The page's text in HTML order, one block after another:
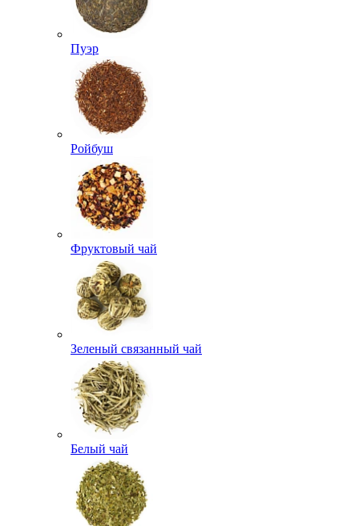
Пуэр
Ройбуш
Фруктовый чай
Зеленый связанный чай
Белый чай